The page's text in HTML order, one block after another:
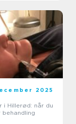
2025
i Hillerød: når du